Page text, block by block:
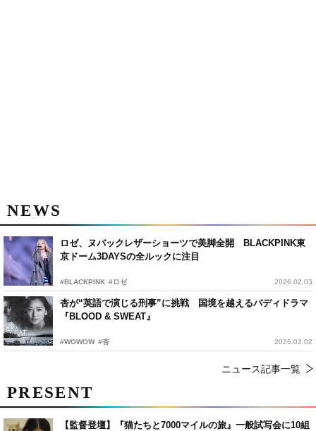
NEWS
ロゼ、ヌバックレザーショーツで美脚全開 BLACKPINK東
京ドーム3DAYSの全ルックに注目
#BLACKPINK #ロゼ 2026.02.03
杏が“英語で演じる刑事”に挑戦 国境を越えるバディドラマ
『BLOOD & SWEAT』
#WOWOW #杏 2026.02.02
ニュース記事一覧
PRESENT
【監督登壇】『猫たちと7000マイルの旅』一般試写会に10組